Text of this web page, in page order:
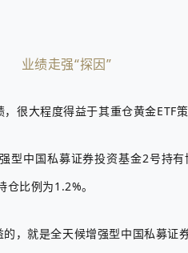
业绩走强“探因”
很大程度得益于其重仓黄金ETF策
型中国私募证券投资基金2号持
比例为1.2%。
，就是全天候增强型中国私募证